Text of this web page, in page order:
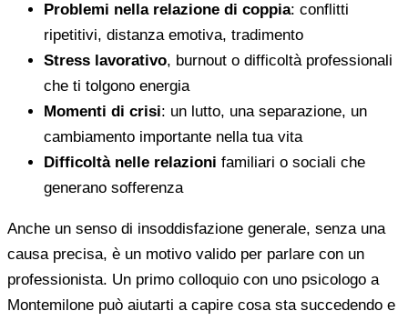
Problemi nella relazione di coppia: conflitti
ripetitivi, distanza emotiva, tradimento
Stress lavorativo, burnout o difficoltà professionali
che ti tolgono energia
Momenti di crisi: un lutto, una separazione, un
cambiamento importante nella tua vita
Difficoltà nelle relazioni familiari o sociali che
generano sofferenza
Anche un senso di insoddisfazione generale, senza una
causa precisa, è un motivo valido per parlare con un
professionista. Un primo colloquio con uno psicologo a
Montemilone può aiutarti a capire cosa sta succedendo e